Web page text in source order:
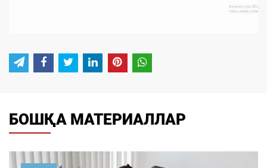
БОШҚА МАТЕРИАЛЛАР